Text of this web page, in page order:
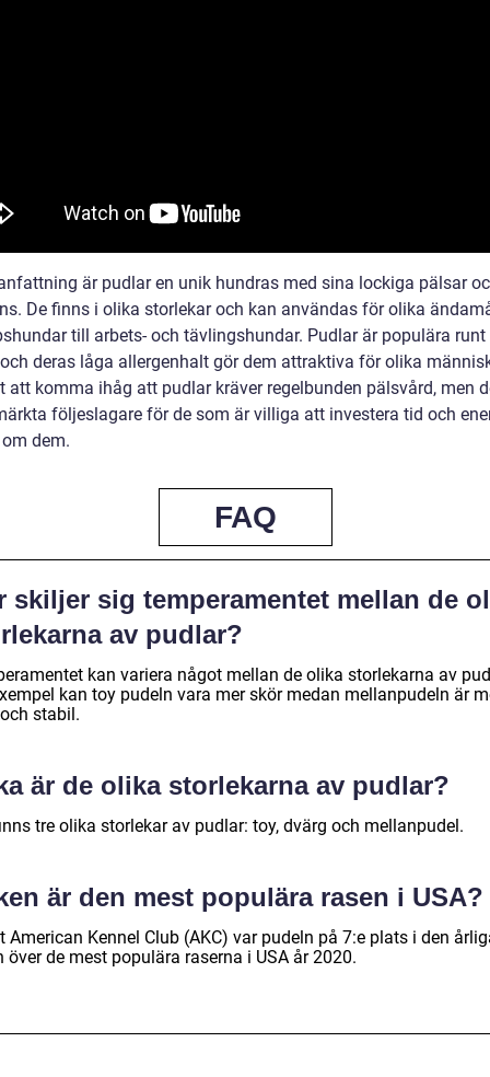
är pudlar en unik hundras med sina lockiga pälsar
De finns i olika storlekar och kan användas för olika
till arbets- och tävlingshundar. Pudlar är populära
deras låga allergenhalt gör dem attraktiva för olika
att komma ihåg att pudlar kräver regelbunden pälsvård, men
följeslagare för de som är villiga att investera tid och
dem.
FAQ
skiljer sig temperamentet mellan de
av pudlar?
kan variera något mellan de olika storlekarna av
kan toy pudeln vara mer skör medan mellanpudeln är
stabil.
är de olika storlekarna av pudlar?
tre olika storlekar av pudlar: toy, dvärg och mellanpudel.
är den mest populära rasen i USA?
American Kennel Club (AKC) var pudeln på 7:e plats i den
över de mest populära raserna i USA år 2020.